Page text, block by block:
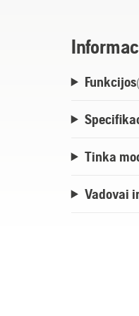
ypač
Funkcijos(
Tinka
Vadovai